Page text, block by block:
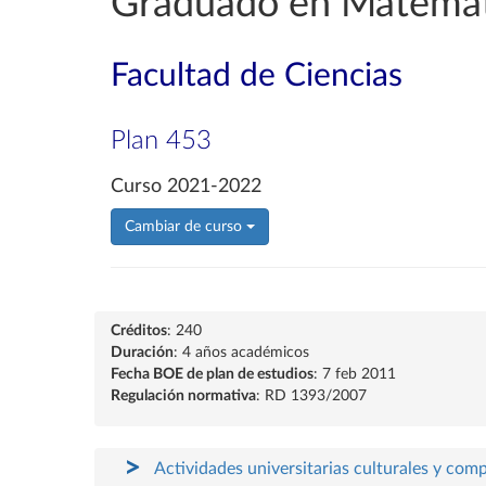
Facultad de Ciencias
Plan 453
Curso 2021-2022
Cambiar de curso
Créditos: 240
Duración: 4 años académicos
Fecha BOE de plan de estudios: 7 feb 2011
Regulación normativa: RD 1393/2007
Actividades universitarias culturales y